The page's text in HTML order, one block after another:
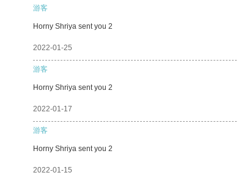
游客
Horny Shriya sent you 2
2022-01-25
游客
Horny Shriya sent you 2
2022-01-17
游客
Horny Shriya sent you 2
2022-01-15